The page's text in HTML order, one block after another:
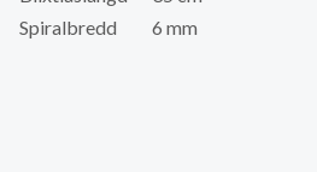
Spiralbredd
6 mm